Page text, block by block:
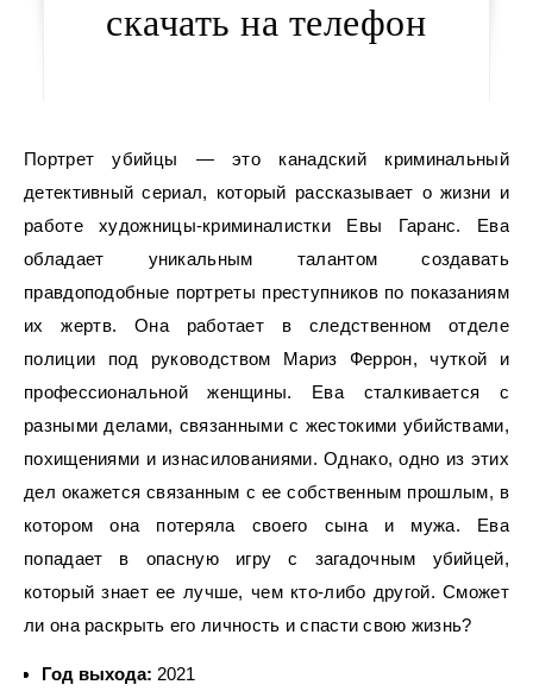
скачать на телефон
Портрет убийцы — это канадский криминальный
детективный сериал, который рассказывает о жизни и
работе художницы-криминалистки Евы Гаранс. Ева
обладает уникальным талантом создавать
правдоподобные портреты преступников по показаниям
их жертв. Она работает в следственном отделе
полиции под руководством Мариз Феррон, чуткой и
профессиональной женщины. Ева сталкивается с
разными делами, связанными с жестокими убийствами,
похищениями и изнасилованиями. Однако, одно из этих
дел окажется связанным с ее собственным прошлым, в
котором она потеряла своего сына и мужа. Ева
попадает в опасную игру с загадочным убийцей,
который знает ее лучше, чем кто-либо другой. Сможет
ли она раскрыть его личность и спасти свою жизнь?
Год выхода: 2021